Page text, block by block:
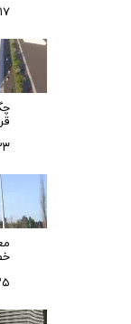
۱۷ خرداد ۰۴
۲۳
۲۵